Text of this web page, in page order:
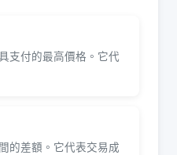
支付的最高價格。它代
的差額。它代表交易成